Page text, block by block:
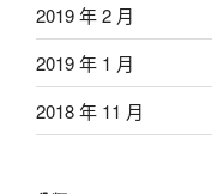
2019 年 2 月
2019 年 1 月
2018 年 11 月